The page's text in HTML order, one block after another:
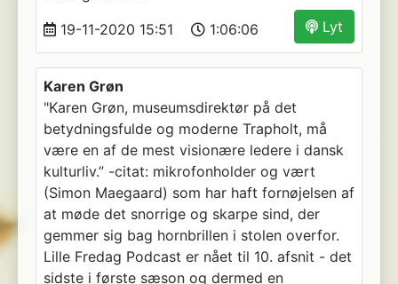
Lyt
19-11-2020 15:51 1:06:06
Karen Grøn
"Karen Grøn, museumsdirektør på det
betydningsfulde og moderne Trapholt, må
være en af de mest visionære ledere i dansk
kulturliv.” -citat: mikrofonholder og vært
(Simon Maegaard) som har haft fornøjelsen af
at møde det snorrige og skarpe sind, der
gemmer sig bag hornbrillen i stolen overfor.
Lille Fredag Podcast er nået til 10. afsnit - det
sidste i første sæson og dermed en